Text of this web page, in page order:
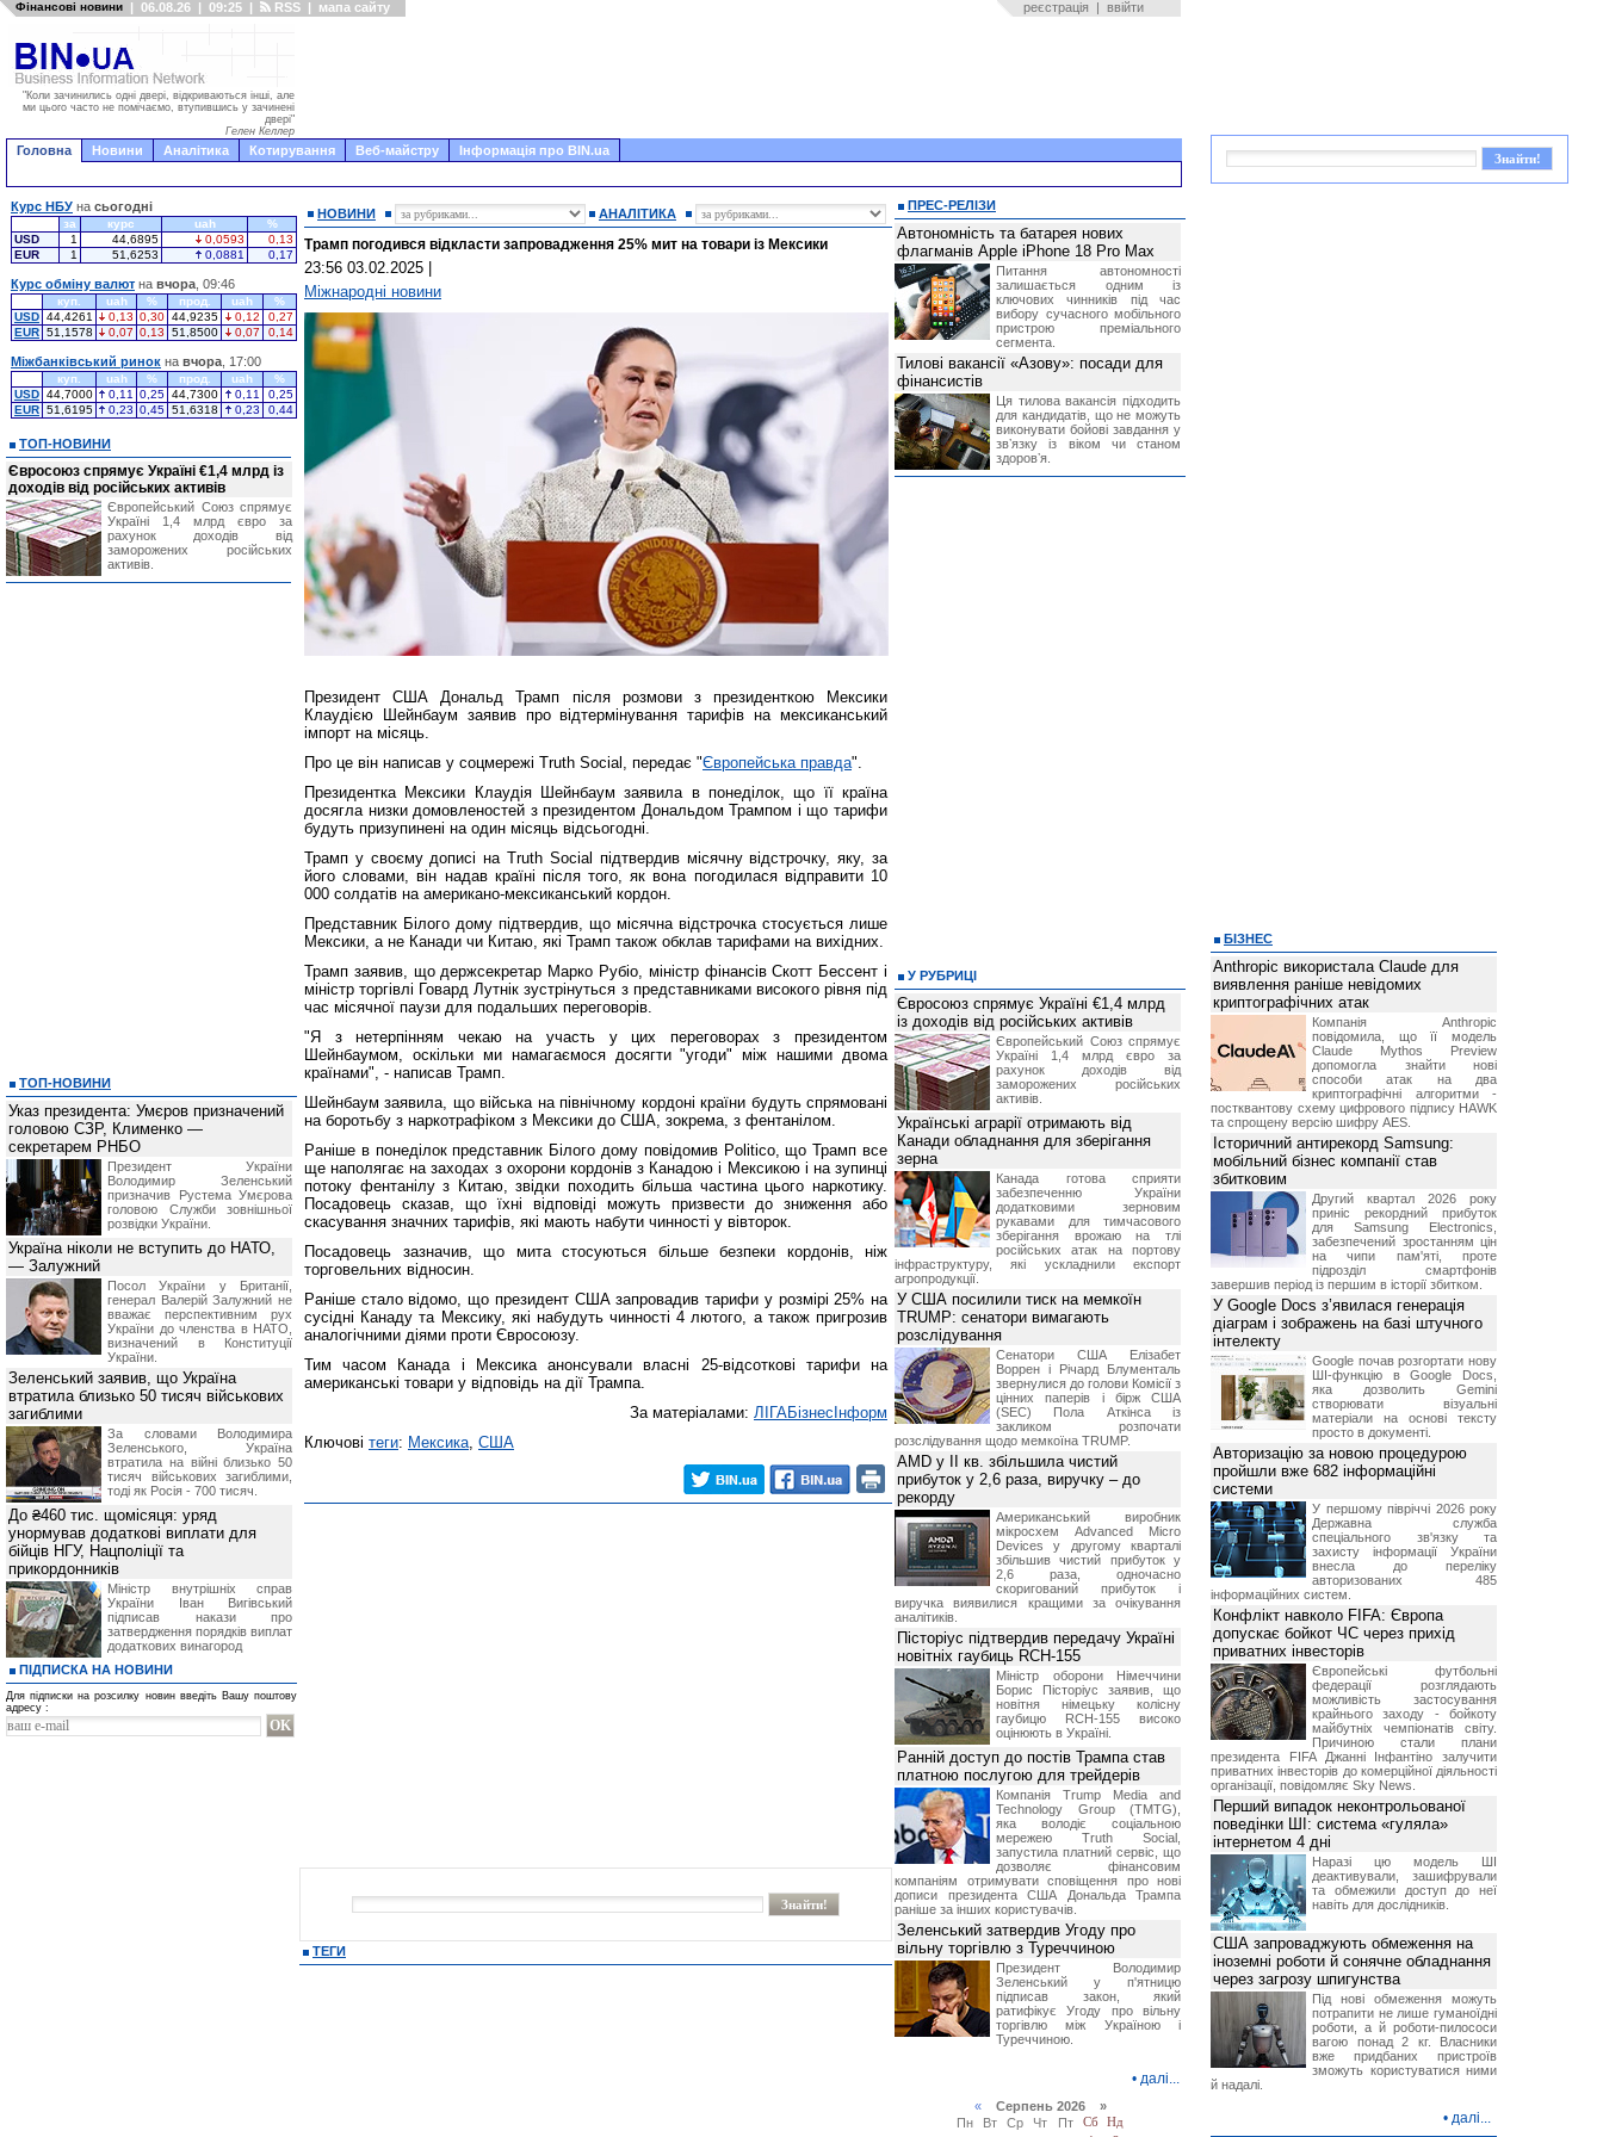
Фінансові новини | 06.08.26 | 09:25 | RSS | мапа сайту реєстрація | ввійти
"Коли зачинились одні двері, відкриваються інші, але
ми цього часто не помічаємо, втупившись у зачинені
двері"
Гелен Келлер
Головна Новини Аналітика Котирування Веб-майстру Інформація про BIN.ua
НОВИНИ АНАЛІТИКА
Трамп погодився відкласти запровадження 25% мит на товари із Мексики
23:56 03.02.2025
Міжнародні новини
Президент США Дональд Трамп після розмови з президенткою Мексики
Клаудією Шейнбаум заявив про відтермінування тарифів на мексиканський
імпорт на місяць.
Про це він написав у соцмережі Truth Social, передає "Європейська правда".
Президентка Мексики Клаудія Шейнбаум заявила в понеділок, що її країна
досягла низки домовленостей з президентом Дональдом Трампом і що тарифи
будуть призупинені на один місяць відсьогодні.
Трамп у своєму дописі на Truth Social підтвердив місячну відстрочку, яку, за
його словами, він надав країні після того, як вона погодилася відправити 10
000 солдатів на американо-мексиканський кордон.
Представник Білого дому підтвердив, що місячна відстрочка стосується лише
Мексики, а не Канади чи Китаю, які Трамп також обклав тарифами на вихідних.
Трамп заявив, що держсекретар Марко Рубіо, міністр фінансів Скотт Бессент і
міністр торгівлі Говард Лутнік зустрінуться з представниками високого рівня під
час місячної паузи для подальших переговорів.
"Я з нетерпінням чекаю на участь у цих переговорах з президентом
Шейнбаумом, оскільки ми намагаємося досягти "угоди" між нашими двома
країнами", - написав Трамп.
Шейнбаум заявила, що війська на північному кордоні країни будуть спрямовані
на боротьбу з наркотрафіком з Мексики до США, зокрема, з фентанілом.
Раніше в понеділок представник Білого дому повідомив Politico, що Трамп все
ще наполягає на заходах з охорони кордонів з Канадою і Мексикою і на зупинці
потоку фентанілу з Китаю, звідки походить більша частина цього наркотику.
Посадовець сказав, що їхні відповіді можуть призвести до зниження або
скасування значних тарифів, які мають набути чинності у вівторок.
Посадовець зазначив, що мита стосуються більше безпеки кордонів, ніж
торговельних відносин.
Раніше стало відомо, що президент США запровадив тарифи у розмірі 25% на
сусідні Канаду та Мексику, які набудуть чинності 4 лютого, а також пригрозив
аналогічними діями проти Євросоюзу.
Тим часом Канада і Мексика анонсували власні 25-відсоткові тарифи на
американські товари у відповідь на дії Трампа.
За матеріалами: ЛIГАБiзнесIнформ
Ключові теги: Мексика, США
ТЕГИ
Курс НБУ на сьогодні
за курс uah
%
USD
1 44,6895 0,0593
0,13
EUR
1 51,6253 0,0881 0,17
Курс обміну валют на вчора , 09:46
куп. uah % прод. uah
%
USD 44,4261 0,13 0,30 44,9235 0,12
0,27
EUR 51,1578 0,07 0,13 51,8500 0,07 0,14
Міжбанківський ринок на вчора , 17:00
куп. uah % прод. uah
%
USD 44,7000 0,11 0,25 44,7300 0,11
0,25
EUR 51,6195 0,23 0,45 51,6318 0,23 0,44
ТОП-НОВИНИ
Євросоюз спрямує Україні €1,4 млрд із
доходів від російських активів
Європейський Союз спрямує
Україні 1,4 млрд євро за
рахунок доходів від
заморожених російських
активів.
ТОП-НОВИНИ
Указ президента: Умєров призначений
головою СЗР, Клименко —
секретарем РНБО
Президент України
Володимир Зеленський
призначив Pустема Умєрова
головою Служби зовнішньої
розвідки України.
Україна ніколи не вступить до НАТО,
— Залужний
Посол України у Британії,
генерал Валерій Залужний не
вважає перспективним рух
України до членства в НАТО,
визначений в Конституції
України.
Зеленський заявив, що Україна
втратила близько 50 тисяч військових
загиблими
За словами Володимира
Зеленського, Україна
втратила на війні близько 50
тисяч військових загиблими,
тоді як Росія - 700 тисяч.
До ₴460 тис. щомісяця: уряд
унормував додаткові виплати для
бійців НГУ, Нацполіції та
прикордонників
Міністр внутрішніх справ
України Іван Вигівський
підписав накази про
затвердження порядків виплат
додаткових винагород
ПІДПИСКА НА НОВИНИ
Для підписки на розсилку новин введіть Вашу поштову
адресу :
ПРЕС-РЕЛІЗИ
Автономність та батарея нових
флагманів Apple iPhone 18 Pro Max
Питання автономності
залишається одним із
ключових чинників під час
вибору сучасного мобільного
пристрою преміального
сегмента.
Тилові вакансії «Азову»: посади для
фінансистів
Ця тилова вакансія підходить
для кандидатів, що не можуть
виконувати бойові завдання у
звʼязку із віком чи станом
здоровʼя.
У РУБРИЦІ
Євросоюз спрямує Україні €1,4 млрд
із доходів від російських активів
Європейський Союз спрямує
Україні 1,4 млрд євро за
рахунок доходів від
заморожених російських
активів.
Українські аграрії отримають від
Канади обладнання для зберігання
зерна
Канада готова сприяти
забезпеченню України
додатковими зерновим
рукавами для тимчасового
зберігання врожаю на тлі
російських атак на портову
інфраструктуру, які ускладнили експорт
агропродукції.
У США посилили тиск на мемкоїн
TRUMP: сенатори вимагають
розслідування
Сенатори США Елізабет
Воррен і Річард Блументаль
звернулися до голови Комісії з
цінних паперів і бірж США
(SEC) Пола Аткінса із
закликом розпочати
розслідування щодо мемкоїна TRUMP.
AMD у II кв. збільшила чистий
прибуток у 2,6 раза, виручку – до
рекорду
Американський виробник
мікросхем Advanced Micro
Devices у другому кварталі
збільшив чистий прибуток у
2,6 раза, одночасно
скоригований прибуток і
виручка виявилися кращими за очікування
аналітиків.
Пісторіус підтвердив передачу Україні
новітніх гаубиць RCH-155
Міністр оборони Німеччини
Борис Пісторіус заявив, що
новітня німецьку колісну
гаубицю RCH-155 високо
оцінюють в Україні.
Ранній доступ до постів Трампа став
платною послугою для трейдерів
Компанія Trump Media and
Technology Group (TMTG),
яка володіє соціальною
мережею Truth Social,
запустила платний сервіс, що
дозволяє фінансовим
компаніям отримувати сповіщення про нові
дописи президента США Дональда Трампа
раніше за інших користувачів.
Зеленський затвердив Угоду про
вільну торгівлю з Туреччиною
Президент Володимир
Зеленський у п'ятницю
підписав закон, який
ратифікує Угоду про вільну
торгівлю між Україною і
Туреччиною.
• далі...
«Серпень 2026 »
Пн
Вт Ср Чт Пт Сб
Нд
БІЗНЕС
Anthropic використала Claude для
виявлення раніше невідомих
криптографічних атак
Компанія Anthropic
повідомила, що її модель
Claude Mythos Preview
допомогла знайти нові
способи атак на два
криптографічні алгоритми -
постквантову схему цифрового підпису HAWK
та спрощену версію шифру AES.
Історичний антирекорд Samsung:
мобільний бізнес компанії став
збитковим
Другий квартал 2026 року
приніс рекордний прибуток
для Samsung Electronics,
забезпечений зростанням цін
на чипи пам'яті, проте
підрозділ смартфонів
завершив період із першим в історії збитком.
У Google Docs з’явилася генерація
діаграм і зображень на базі штучного
інтелекту
Google почав розгортати нову
ШІ-функцію в Google Docs,
яка дозволить Gemini
створювати візуальні
матеріали на основі тексту
просто в документі.
Авторизацію за новою процедурою
пройшли вже 682 інформаційні
системи
У першому півріччі 2026 року
Державна служба
спеціального зв'язку та
захисту інформації України
внесла до переліку
авторизованих 485
інформаційних систем.
Конфлікт навколо FIFA: Європа
допускає бойкот ЧС через прихід
приватних інвесторів
Європейські футбольні
федерації розглядають
можливість застосування
крайнього заходу - бойкоту
майбутніх чемпіонатів світу.
Причиною стали плани
президента FIFA Джанні Інфантіно залучити
приватних інвесторів до комерційної діяльності
організації, повідомляє Sky News.
Перший випадок неконтрольованої
поведінки ШІ: система «гуляла»
інтернетом 4 дні
Наразі цю модель ШІ
деактивували, зашифрували
та обмежили доступ до неї
навіть для дослідників.
США запроваджують обмеження на
іноземні роботи й сонячне обладнання
через загрозу шпигунства
Під нові обмеження можуть
потрапити не лише гуманоїдні
роботи, а й роботи-пилососи
вагою понад 2 кг. Власники
вже придбаних пристроїв
зможуть користуватися ними
й надалі.
• далі...